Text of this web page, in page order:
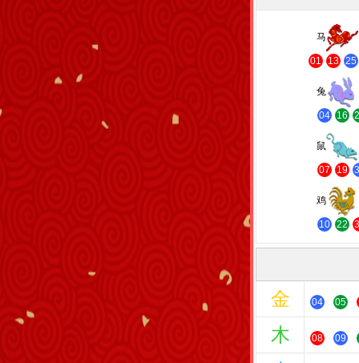
马
01 13 25
兔
04 16
鼠
07 19
鸡
10 22
金 04 05
木 08 09